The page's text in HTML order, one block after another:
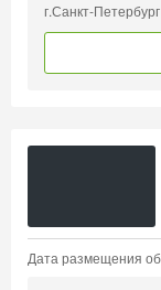
г.Санкт-Петербург
Дата размещения